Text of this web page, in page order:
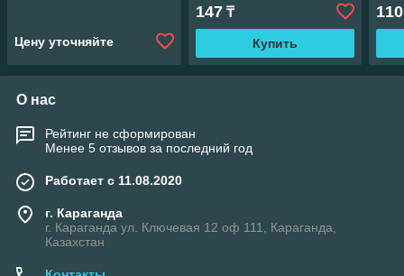
Цену уточняйте
147₸
Купить
110
О нас
Рейтинг не сформирован
Менее 5 отзывов за последний год
Работает с 11.08.2020
г. Караганда
г. Караганда ул. Ключевая 12 оф 111, Караганда,
Казахстан